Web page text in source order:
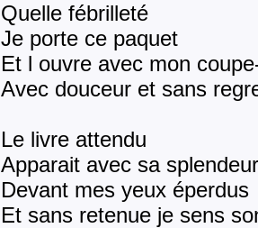
Quelle fébrilleté
Je porte ce paquet
Et l ouvre avec mon
Avec douceur et sans
Le livre attendu
Apparait avec sa splendeur
Devant mes yeux éperdus
Et sans retenue je sens